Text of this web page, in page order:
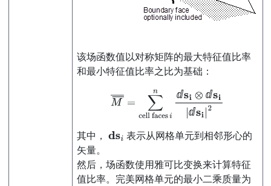
该场函数值以对称矩阵的最大特征值比率
和最小特征值比率之比为基础：
ⅆ
ⅆ
ⅆ
¯¯= cell faces nⅆsi⊗ⅆ si|ⅆs
其中， dsi 表示从网格单元到相邻形心的
矢量。
然后，场函数使用雅可比变换来计算特征
值比率。完美网格单元的最小二乘质量为